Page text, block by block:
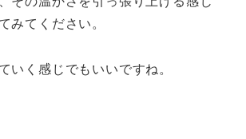
みてください。
いく感じでもいいですね。